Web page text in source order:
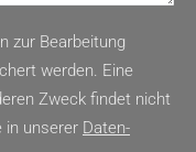
zur Bearbeitung
werden. Eine
Zweck findet nicht
in unserer Daten­